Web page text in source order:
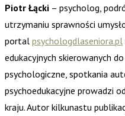
Piotr Łącki – psycholog,
utrzymaniu sprawności
portal psychologdlaseniora.pl
edukacyjnych skierowanych
psychologiczne, spotkania
psychoedukacyjne prowadzi
kraju. Autor kilkunastu